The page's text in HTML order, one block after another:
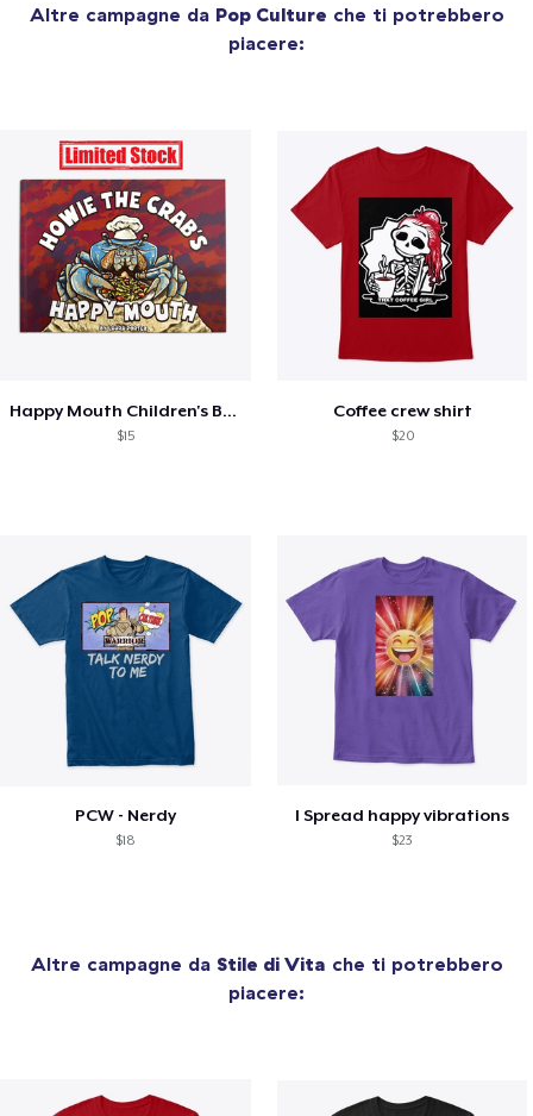
Altre campagne da Pop Culture che ti potrebbero
piacere:
Happy Mouth Children's Book
$15
Coffee crew shirt
$20
PCW - Nerdy
$18
I Spread happy vibrations
$23
Altre campagne da Stile di Vita che ti potrebbero
piacere: